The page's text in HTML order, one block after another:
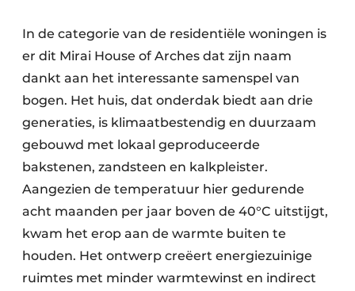
In de categorie van de residentiële woningen is
er dit Mirai House of Arches dat zijn naam
dankt aan het interessante samenspel van
bogen. Het huis, dat onderdak biedt aan drie
generaties, is klimaatbestendig en duurzaam
gebouwd met lokaal geproduceerde
bakstenen, zandsteen en kalkpleister.
Aangezien de temperatuur hier gedurende
acht maanden per jaar boven de 40°C uitstijgt,
kwam het erop aan de warmte buiten te
houden. Het ontwerp creëert energiezuinige
ruimtes met minder warmtewinst en indirect